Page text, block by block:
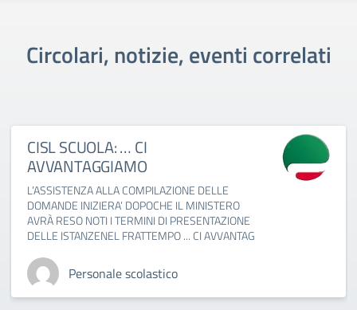
Circolari, notizie, eventi correlati
CISL SCUOLA: … CI
AVVANTAGGIAMO
L’ASSISTENZA ALLA COMPILAZIONE DELLE
DOMANDE INIZIERA’ DOPOCHE IL MINISTERO
AVRÀ RESO NOTI I TERMINI DI PRESENTAZIONE
DELLE ISTANZENEL FRATTEMPO ... CI AVVANTAG
Personale scolastico